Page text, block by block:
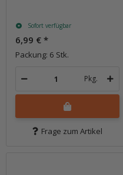
Sofort verfügbar
6,99 € *
Packung: 6 Stk.
Pkg.
Frage zum Artikel